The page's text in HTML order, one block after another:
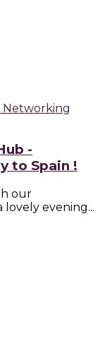
-
to Spain !
our
evening...